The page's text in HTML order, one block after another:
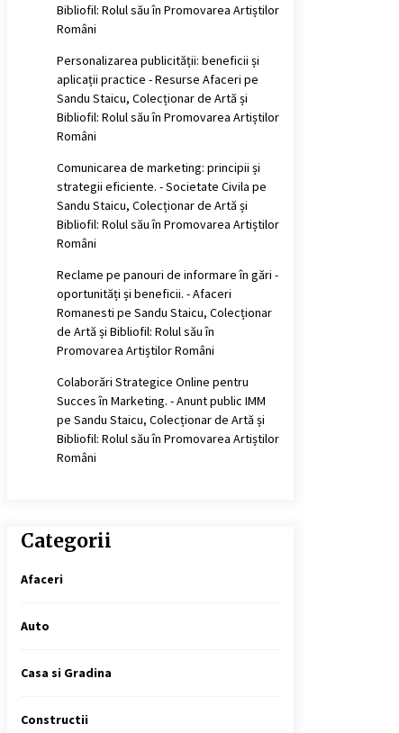
Bibliofil: Rolul său în Promovarea Artiștilor
Români
Personalizarea publicității: beneficii și
aplicații practice - Resurse Afaceri pe
Sandu Staicu, Colecționar de Artă și
Bibliofil: Rolul său în Promovarea Artiștilor
Români
Comunicarea de marketing: principii și
strategii eficiente. - Societate Civila pe
Sandu Staicu, Colecționar de Artă și
Bibliofil: Rolul său în Promovarea Artiștilor
Români
Reclame pe panouri de informare în gări -
oportunități și beneficii. - Afaceri
Romanesti pe Sandu Staicu, Colecționar
de Artă și Bibliofil: Rolul său în
Promovarea Artiștilor Români
Colaborări Strategice Online pentru
Succes în Marketing. - Anunt public IMM
pe Sandu Staicu, Colecționar de Artă și
Bibliofil: Rolul său în Promovarea Artiștilor
Români
Categorii
Afaceri
Auto
Casa si Gradina
Constructii